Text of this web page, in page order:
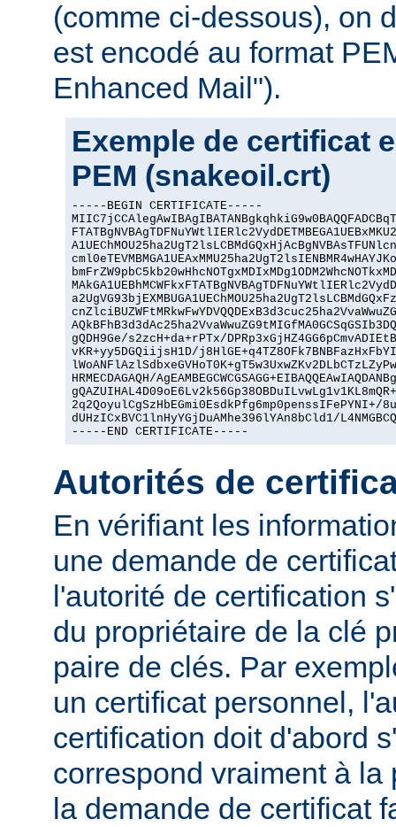
(comme ci-dessous), on
est encodé au format
Enhanced Mail").
Exemple de certificat
PEM (snakeoil.crt)
-----BEGIN CERTIFICATE-----
gQDH9Ge/s2zcH+da+rPTx/
vKR+yy5DGQiijsH1D/
HRMECDAGAQH/
2q2QoyulCgSzHbEGmi0EsdkPfg6mp0penssIFePYNI+/
dUHzICxBVC1lnHyYGjDuAMhe396lYAn8bCld1/
-----END CERTIFICATE-----
Autorités de
En vérifiant les
une demande de
l'autorité de certification
du propriétaire de la clé
paire de clés. Par
un certificat personnel,
certification doit d'abord
correspond vraiment à
la demande de certificat